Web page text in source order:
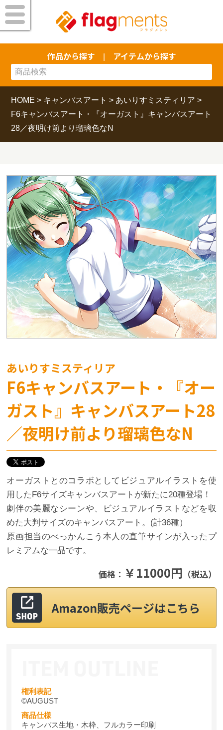
作品から探す アイテムから探す
HOME > キャンバスアート > あいりすミスティリア >
F6キャンバスアート・『オーガスト』キャンバスアート
28／夜明け前より瑠璃色なN
あいりすミスティリア
F6キャンバスアート・『オー
ガスト』キャンバスアート28
／夜明け前より瑠璃色なN
オーガストとのコラボとしてビジュアルイラストを使
用したF6サイズキャンバスアートが新たに20種登場！
劇伴の美麗なシーンや、ビジュアルイラストなどを収
めた大判サイズのキャンバスアート。(計36種）
原画担当のべっかんこう本人の直筆サインが入ったプ
レミアムな一品です。
価格： ￥11000円 （税込）
Amazon販売ページはこちら
権利表記
©AUGUST
商品仕様
キャンパス生地・木枠、フルカラー印刷